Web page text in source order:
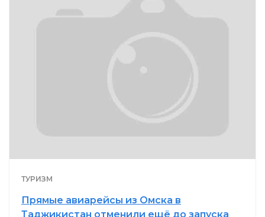
ТУРИЗМ
Прямые авиарейсы из Омска в
Таджикистан отменили ещё до запуска